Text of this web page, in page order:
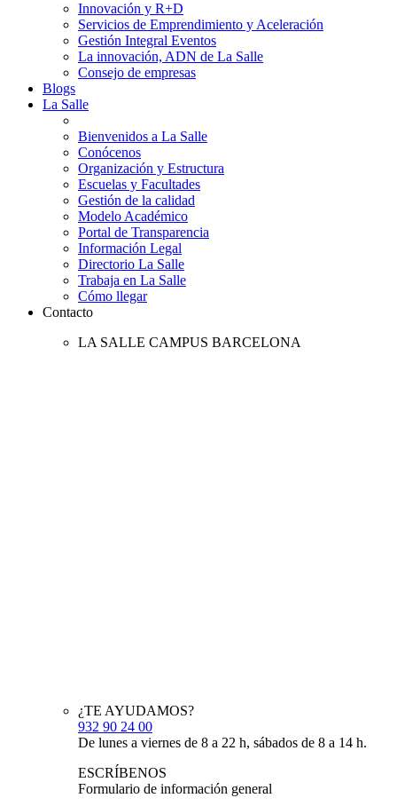
Innovación y R+D
Servicios de Emprendimiento y Aceleración
Gestión Integral Eventos
La innovación, ADN de La Salle
Consejo de empresas
Blogs
La Salle
Bienvenidos a La Salle
Conócenos
Organización y Estructura
Escuelas y Facultades
Gestión de la calidad
Modelo Académico
Portal de Transparencia
Información Legal
Directorio La Salle
Trabaja en La Salle
Cómo llegar
Contacto
LA SALLE CAMPUS BARCELONA
¿TE AYUDAMOS?
932 90 24 00
De lunes a viernes de 8 a 22 h, sábados de 8 a 14 h.
ESCRÍBENOS
Formulario de información general